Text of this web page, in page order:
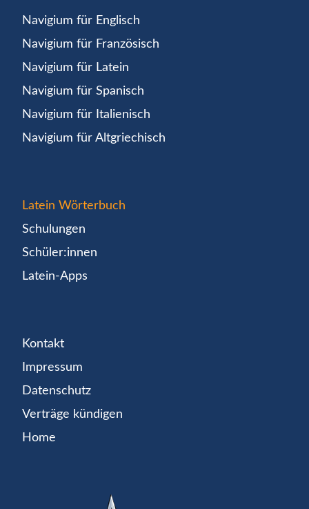
Navigium für Englisch
Navigium für Französisch
Navigium für Latein
Navigium für Spanisch
Navigium für Italienisch
Navigium für Altgriechisch
Latein Wörterbuch
Schulungen
Schüler:innen
Latein-Apps
Kontakt
Impressum
Datenschutz
Verträge kündigen
Home